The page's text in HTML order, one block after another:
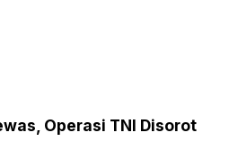
Operasi TNI Disorot